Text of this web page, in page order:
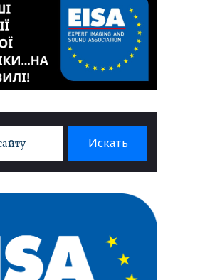
Искать